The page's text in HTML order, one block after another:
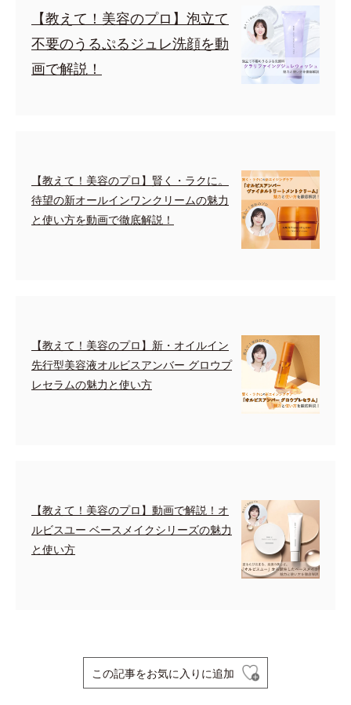
【教えて！美容のプロ】泡立て
不要のうるぷるジュレ洗顔を動
画で解説！
【教えて！美容のプロ】賢く・ラクに。
待望の新オールインワンクリームの魅力
と使い方を動画で徹底解説！
【教えて！美容のプロ】新・オイルイン
先行型美容液オルビスアンバー グロウプ
レセラムの魅力と使い方
【教えて！美容のプロ】動画で解説！オ
ルビスユー ベースメイクシリーズの魅力
と使い方
この記事をお気に入りに追加